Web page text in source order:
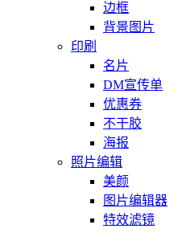
边框
背景图片
印刷
名片
DM宣传单
优惠券
不干胶
海报
照片编辑
美颜
图片编辑器
特效滤镜